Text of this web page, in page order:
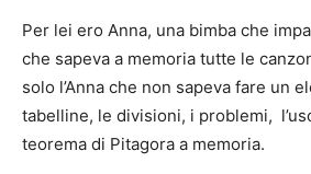
Per lei ero Anna, una bimba che
che sapeva a memoria tutte le
solo l’Anna che non sapeva fare un
tabelline, le divisioni, i problemi,
teorema di Pitagora a memoria.